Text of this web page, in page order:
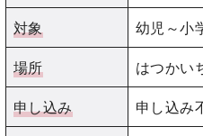
対象
幼児～小
場所
はつかい
申し込み
申し込み